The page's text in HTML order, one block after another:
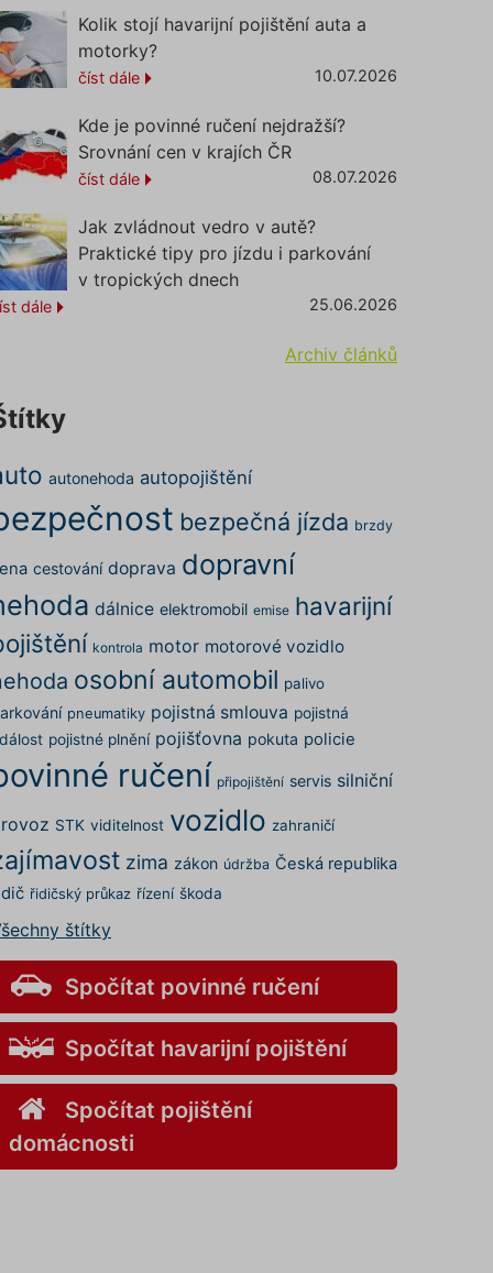
Kolik stojí havarijní pojištění auta a
motorky?
číst dále 10.07.2026
Kde je povinné ručení nejdražší?
Srovnání cen v krajích ČR
číst dále 08.07.2026
Jak zvládnout vedro v autě?
Praktické tipy pro jízdu i parkování
v tropických dnech
dále 25.06.2026
Archiv článků
autonehoda autopojištění
bezpečná jízda brzdy
cestování doprava dopravní
dálnice elektromobil emise havarijní
kontrola motor motorové vozidlo
osobní automobil palivo
pneumatiky pojistná smlouva pojistná
pojistné plnění pojišťovna pokuta policie
ručení připojištění servis silniční
STK viditelnost vozidlo zahraničí
zima zákon údržba Česká republika
řidičský průkaz řízení škoda
štítky
Spočítat povinné ručení
Spočítat havarijní pojištění
Spočítat pojištění
domácnosti